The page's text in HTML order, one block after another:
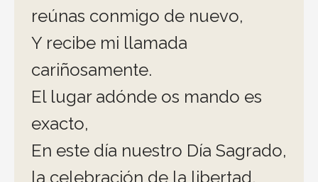
reúnas conmigo de nuevo,
Y recibe mi llamada
cariñosamente.
El lugar adónde os mando es
exacto,
En este día nuestro Día Sagrado,
la celebración de la libertad.